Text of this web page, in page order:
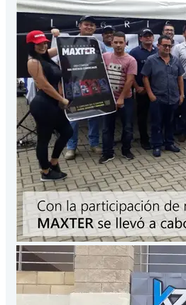
Presentación
3.78Lts
VER PRODUCTO